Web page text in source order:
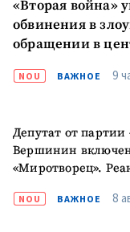
«Вторая война»
обвинения в
обращении в
NOU ВАЖНОЕ 9
Депутат от
Вершинин
«Миротворец».
NOU ВАЖНОЕ 8